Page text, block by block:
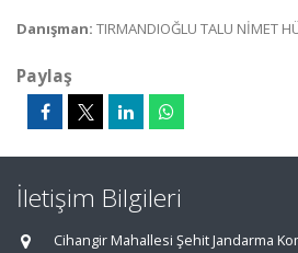
Danışman: TIRMANDIOĞLU TALU NİMET
Paylaş
İletişim Bilgileri
Cihangir Mahallesi Şehit Jandarma